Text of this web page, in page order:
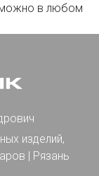
можно в любом
изделий,
| Рязань